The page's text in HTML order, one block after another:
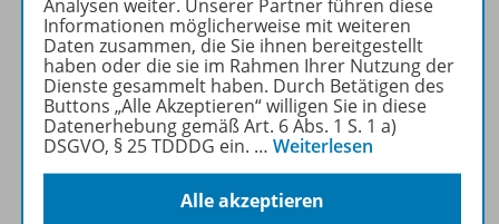
Informationen
Weitere Inhalte der Ausgabe
Analysen weiter. Unserer Partner führen diese
Informationen möglicherweise mit weiteren
Daten zusammen, die Sie ihnen bereitgestellt
haben oder die sie im Rahmen Ihrer Nutzung der
Dienste gesammelt haben. Durch Betätigen des
Buttons „Alle Akzeptieren“ willigen Sie in diese
Datenerhebung gemäß Art. 6 Abs. 1 S. 1 a)
DSGVO, § 25 TDDDG ein. … Weiterlesen
Alle akzeptieren